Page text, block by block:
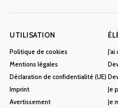
UTILISATION
Politique de cookies
Mentions légales
Déclaration de confidentialité (UE)
Imprint
Avertissement
Je
Je